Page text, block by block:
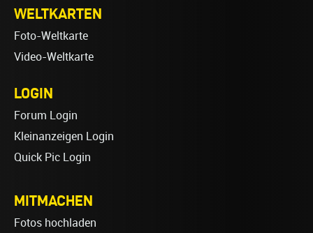
WELTKARTEN
Foto-Weltkarte
Video-Weltkarte
LOGIN
Forum Login
Kleinanzeigen Login
Quick Pic Login
MITMACHEN
Fotos hochladen